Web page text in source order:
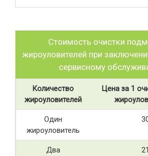
Стоимость очистки
жироуловителей при
сервисному
Количество
жироуловителей
Цена за 1
Один
жироуловитель
Два